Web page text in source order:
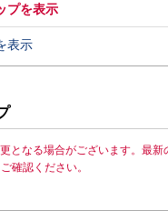
プを表示
表示
となる場合がございます。最新
確認ください。